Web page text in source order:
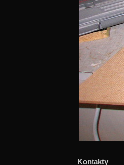
Kontakty